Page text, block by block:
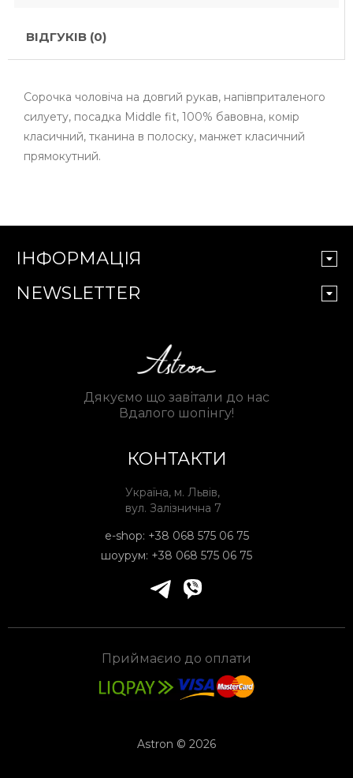
ВІДГУКІВ (0)
Сорочка чоловіча на довгий рукав, напівприталеного
силуету, посадка Middle fit, 100% бавовна, комір
класичний, тканина в полоску, манжет класичний
прямокутний.
ІНФОРМАЦІЯ
Дякуємо що завітали до нас
Вдалого шопінгу!
NEWSLETTER
КОНТАКТИ
Україна, м. Львів,
вул. Залізнична 7
e-shop: +38 068 575 06 75
шоурум: +38 068 575 06 75
Приймаєио до оплати
Astron © 2026